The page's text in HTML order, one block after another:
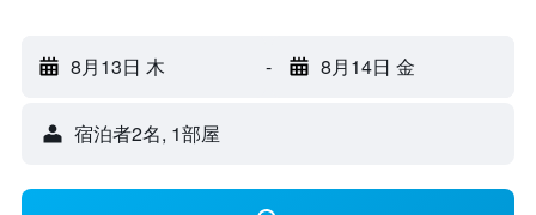
8月13日 木 - 8月14日 金
宿泊者2名, 1​部屋